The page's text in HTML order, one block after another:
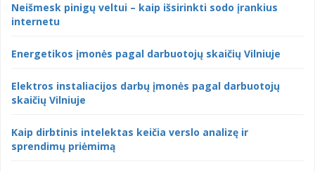
Neišmesk pinigų veltui – kaip išsirinkti sodo įrankius
internetu
Energetikos įmonės pagal darbuotojų skaičių Vilniuje
Elektros instaliacijos darbų įmonės pagal darbuotojų
skaičių Vilniuje
Kaip dirbtinis intelektas keičia verslo analizę ir
sprendimų priėmimą